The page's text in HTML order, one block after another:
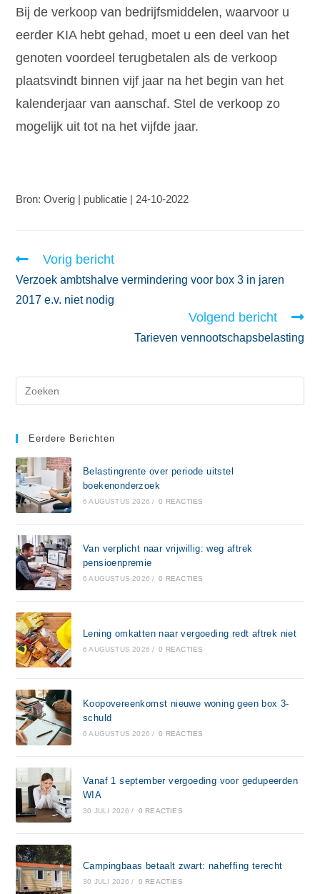
Bij de verkoop van bedrijfsmiddelen, waarvoor u
eerder KIA hebt gehad, moet u een deel van het
genoten voordeel terugbetalen als de verkoop
plaatsvindt binnen vijf jaar na het begin van het
kalenderjaar van aanschaf. Stel de verkoop zo
mogelijk uit tot na het vijfde jaar.
Bron: Overig | publicatie | 24-10-2022
Vorig bericht
Verzoek ambtshalve vermindering voor box 3 in jaren
2017 e.v. niet nodig
Volgend bericht
Tarieven vennootschapsbelasting
Eerdere Berichten
Belastingrente over periode uitstel
boekenonderzoek
6 AUGUSTUS 2026 / 0 REACTIES
Van verplicht naar vrijwillig: weg aftrek
pensioenpremie
6 AUGUSTUS 2026 / 0 REACTIES
Lening omkatten naar vergoeding redt aftrek niet
6 AUGUSTUS 2026 / 0 REACTIES
Koopovereenkomst nieuwe woning geen box 3-
schuld
6 AUGUSTUS 2026 / 0 REACTIES
Vanaf 1 september vergoeding voor gedupeerden
WIA
30 JULI 2026 / 0 REACTIES
Campingbaas betaalt zwart: naheffing terecht
30 JULI 2026 / 0 REACTIES